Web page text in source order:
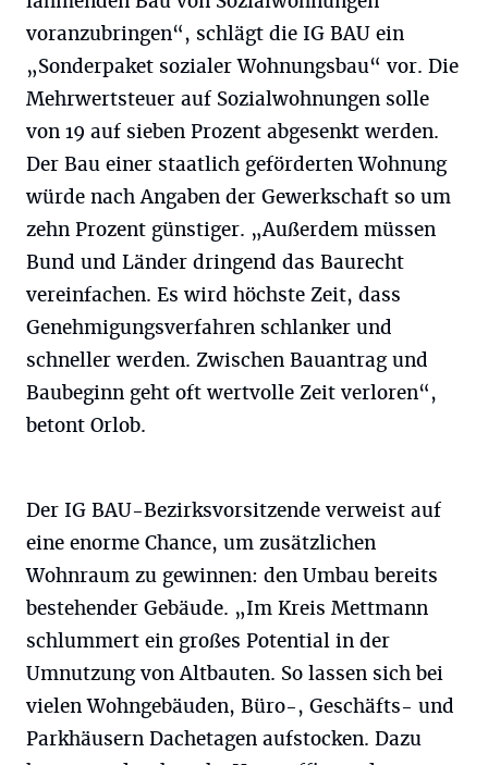
voranzubringen“, schlägt die IG BAU ein
„Sonderpaket sozialer Wohnungsbau“ vor. Die
Mehrwertsteuer auf Sozialwohnungen solle
von 19 auf sieben Prozent abgesenkt werden.
Der Bau einer staatlich geförderten Wohnung
würde nach Angaben der Gewerkschaft so um
zehn Prozent günstiger. „Außerdem müssen
Bund und Länder dringend das Baurecht
vereinfachen. Es wird höchste Zeit, dass
Genehmigungsverfahren schlanker und
schneller werden. Zwischen Bauantrag und
Baubeginn geht oft wertvolle Zeit verloren“,
betont Orlob.
Der IG BAU-Bezirksvorsitzende verweist auf
eine enorme Chance, um zusätzlichen
Wohnraum zu gewinnen: den Umbau bereits
bestehender Gebäude. „Im Kreis Mettmann
schlummert ein großes Potential in der
Umnutzung von Altbauten. So lassen sich bei
vielen Wohngebäuden, Büro-, Geschäfts- und
Parkhäusern Dachetagen aufstocken. Dazu